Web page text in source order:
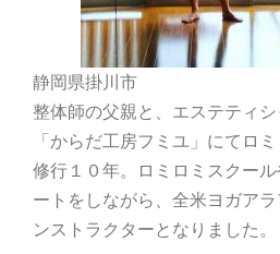
静岡県掛川市
整体師の父親と、エステティ
「からだ工房フミユ」にてロ
修行１０年。ロミロミスクー
ートをしながら、全米ヨガア
ンストラクターとなりました。